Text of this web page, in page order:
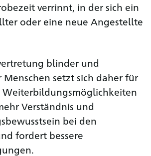
verrinnt, in der sich ein
oder eine neue Angestellte
blinder und
setzt sich daher für
Weiterbildungs­möglichkeiten
Verständnis und
bei den
fordert bessere